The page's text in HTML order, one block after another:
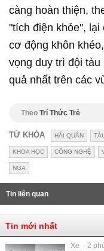
càng hoàn thiện,
"tích điện khỏe",
cơ động khôn
vọng duy trì đội
quả nhất trên các
Theo Trí Thức Trẻ
TỪ KHÓA HẢI QUÂN
KHOA HỌC CÔNG NGHỆ
NGA
Tin liên quan
Tin mới nhất
Xe - 2